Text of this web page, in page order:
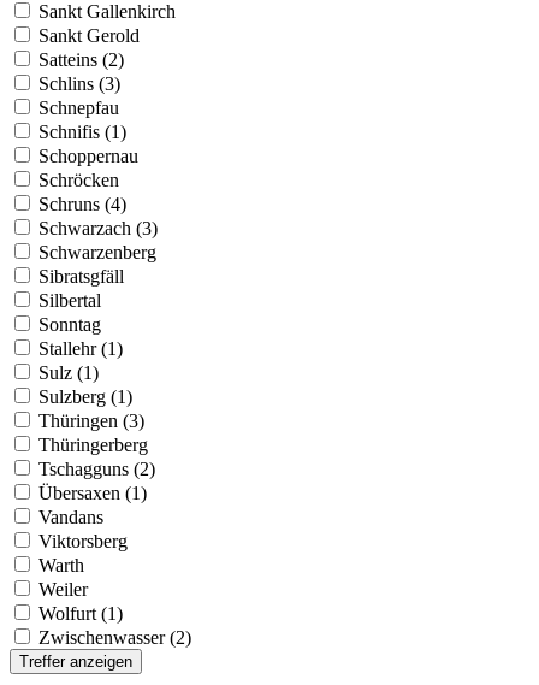
Sankt Gallenkirch
Sankt Gerold
Satteins (2)
Schlins (3)
Schnepfau
Schnifis (1)
Schoppernau
Schröcken
Schruns (4)
Schwarzach (3)
Schwarzenberg
Sibratsgfäll
Silbertal
Sonntag
Stallehr (1)
Sulz (1)
Sulzberg (1)
Thüringen (3)
Thüringerberg
Tschagguns (2)
Übersaxen (1)
Vandans
Viktorsberg
Warth
Weiler
Wolfurt (1)
Zwischenwasser (2)
Treffer anzeigen